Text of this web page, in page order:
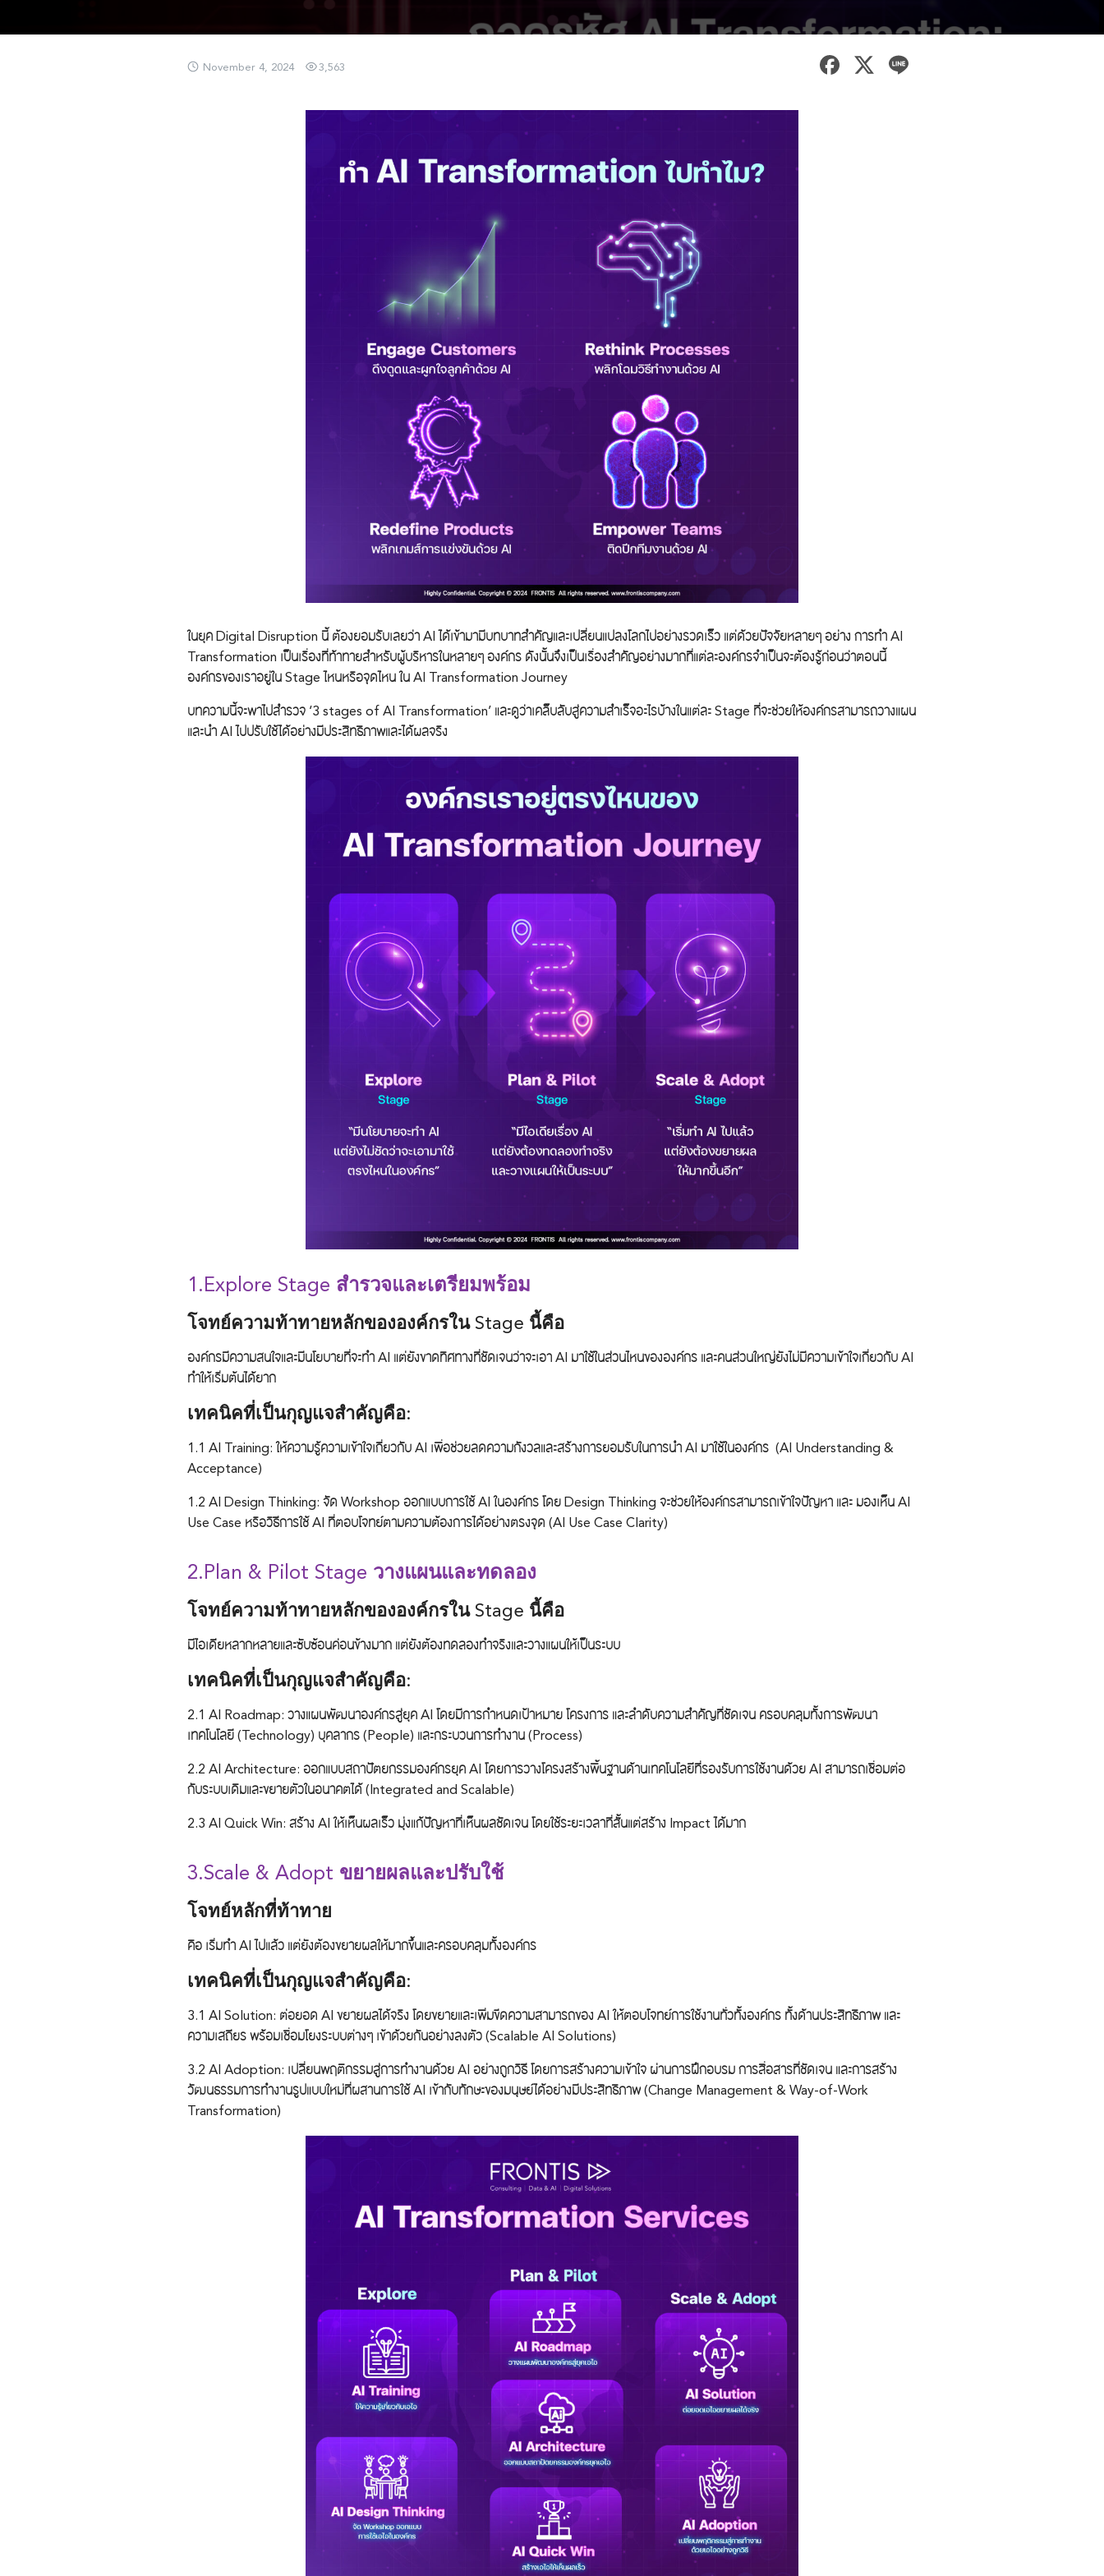
for:
November 4, 2024 3,563
ในยุค Digital Disruption นี้ ต้องยอมรับเลยว่า AI ได้เข้ามามีบทบาทสำคัญและเปลี่ยนแปลงโลกไปอย่างรวดเร็ว แต่ด้วยปัจจัยหลายๆ อย่าง การทำ AI
Transformation เป็นเรื่องที่ท้าทายสำหรับผู้บริหารในหลายๆ องค์กร ดังนั้นจึงเป็นเรื่องสำคัญอย่างมากที่แต่ละองค์กรจำเป็นจะต้องรู้ก่อนว่าตอนนี้
องค์กรของเราอยู่ใน Stage ไหนหรือจุดไหน ใน AI Transformation Journey
บทความนี้จะพาไปสำรวจ ‘3 stages of AI Transformation’ และดูว่าเคล็บลับสู่ความสำเร็จอะไรบ้างในแต่ละ Stage ที่จะช่วยให้องค์กรสามารถวางแผน
และนำ AI ไปปรับใช้ได้อย่างมีประสิทธิภาพและได้ผลจริง
1.Explore Stage สำรวจและเตรียมพร้อม
โจทย์ความท้าทายหลักขององค์กรใน Stage นี้คือ
องค์กรมีความสนใจและมีนโยบายที่จะทำ AI แต่ยังขาดทิศทางที่ชัดเจนว่าจะเอา AI มาใช้ในส่วนไหนขององค์กร และคนส่วนใหญ่ยังไม่มีความเข้าใจเกี่ยวกับ AI
ทำให้เริ่มต้นได้ยาก
เทคนิคที่เป็นกุญแจสำคัญคือ:
1.1 AI Training: ให้ความรู้ความเข้าใจเกี่ยวกับ AI เพื่อช่วยลดความกังวลและสร้างการยอมรับในการนำ AI มาใช้ในองค์กร (AI Understanding &
Acceptance)
1.2 AI Design Thinking: จัด Workshop ออกแบบการใช้ AI ในองค์กร โดย Design Thinking จะช่วยให้องค์กรสามารถเข้าใจปัญหา และ มองเห็น AI
Use Case หรือวิธีการใช้ AI ที่ตอบโจทย์ตามความต้องการได้อย่างตรงจุด (AI Use Case Clarity)
2.Plan & Pilot Stage วางแผนและทดลอง
โจทย์ความท้าทายหลักขององค์กรใน Stage นี้คือ
มีไอเดียหลากหลายและซับซ้อนค่อนข้างมาก แต่ยังต้องทดลองทำจริงและวางแผนให้เป็นระบบ
เทคนิคที่เป็นกุญแจสำคัญคือ:
2.1 AI Roadmap: วางแผนพัฒนาองค์กรสู่ยุค AI โดยมีการกำหนดเป้าหมาย โครงการ และลำดับความสำคัญที่ชัดเจน ครอบคลุมทั้งการพัฒนา
เทคโนโลยี (Technology) บุคลากร (People) และกระบวนการทำงาน (Process)
2.2 AI Architecture: ออกแบบสถาปัตยกรรมองค์กรยุค AI โดยการวางโครงสร้างพื้นฐานด้านเทคโนโลยีที่รองรับการใช้งานด้วย AI สามารถเชื่อมต่อ
กับระบบเดิมและขยายตัวในอนาคตได้ (Integrated and Scalable)
2.3 AI Quick Win: สร้าง AI ให้เห็นผลเร็ว มุ่งแก้ปัญหาที่เห็นผลชัดเจน โดยใช้ระยะเวลาที่สั้นแต่สร้าง Impact ได้มาก
3.Scale & Adopt ขยายผลและปรับใช้
โจทย์หลักที่ท้าทาย
คือ เริ่มทำ AI ไปแล้ว แต่ยังต้องขยายผลให้มากขึ้นและครอบคลุมทั้งองค์กร
เทคนิคที่เป็นกุญแจสำคัญคือ:
3.1 AI Solution: ต่อยอด AI ขยายผลได้จริง โดยขยายและเพิ่มขีดความสามารถของ AI ให้ตอบโจทย์การใช้งานทั่วทั้งองค์กร ทั้งด้านประสิทธิภาพ และ
ความเสถียร พร้อมเชื่อมโยงระบบต่างๆ เข้าด้วยกันอย่างลงตัว (Scalable AI Solutions)
3.2 AI Adoption: เปลี่ยนพฤติกรรมสู่การทำงานด้วย AI อย่างถูกวิธี โดยการสร้างความเข้าใจ ผ่านการฝึกอบรม การสื่อสารที่ชัดเจน และการสร้าง
วัฒนธรรมการทำงานรูปแบบใหม่ที่ผสานการใช้ AI เข้ากับทักษะของมนุษย์ได้อย่างมีประสิทธิภาพ (Change Management & Way-of-Work
Transformation)